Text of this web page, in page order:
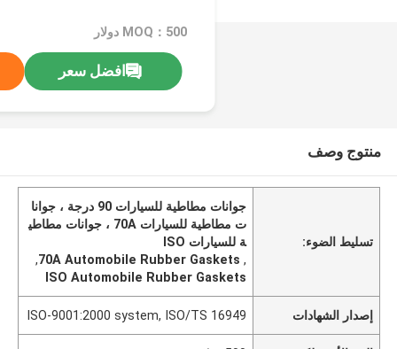
MOQ：500 دولار
افضل سعر
منتوج وصف
تسليط الضوء:
جوانات مطاطية للسيارات 90 درجة ، جوانا
ت مطاطية للسيارات 70A ، جوانات مطاطي
ة للسيارات ISO
,
70A Automobile Rubber Gaskets
,
ISO Automobile Rubber Gaskets
إصدار الشهادات ISO-9001:2000 system, ISO/TS 16949